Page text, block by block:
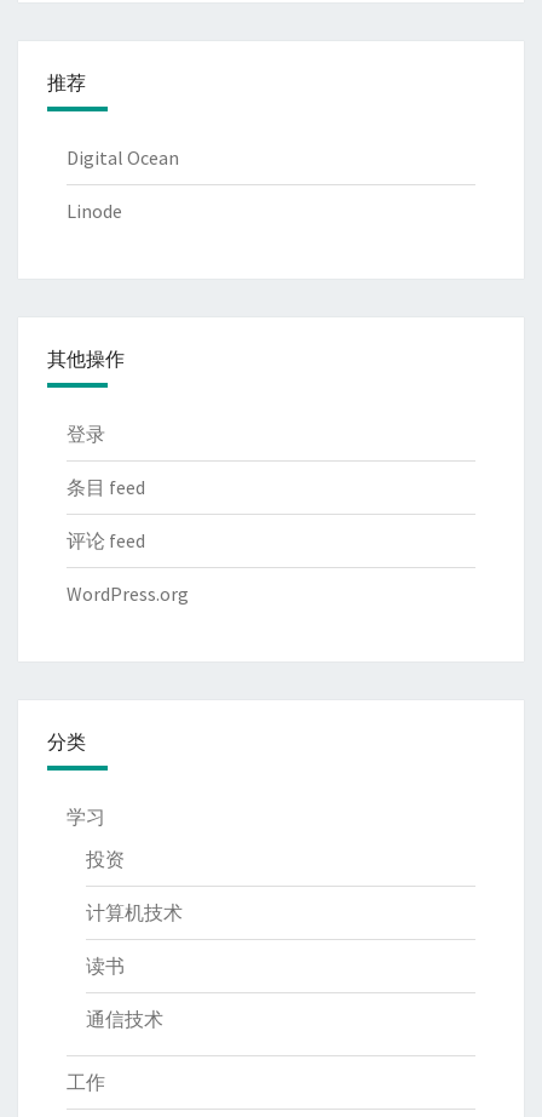
推荐
Digital Ocean
Linode
其他操作
登录
条目 feed
评论 feed
WordPress.org
分类
学习
投资
计算机技术
读书
通信技术
工作